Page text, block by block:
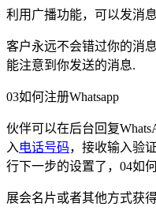
利用广播功能，可以发消
客户永远不会错过你的消
能注意到你发送的消息.
03如何注册Whatsapp
伙伴可以在后台回复
入电话号码，接收输入验
行下一步的设置了，04如
展会名片或者其他方式获